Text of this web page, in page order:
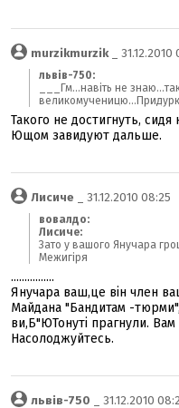
murzikmurzik_ 31.12.2010
львів-750:
___Гм...навіть не
Такого не достигнуть,
Ющом завидуют дальше.
Лисиче _ 31.12.2010 08:25
вовалдо:
Лисиче:
Зато у вашого Янучара
Межигіря
................
Янучара ваш,це він член
Майдана "Бандитам -
ви,Б"ЮТонуті прагнули.
Насолоджуйтесь.
львів-750 _ 31.12.2010